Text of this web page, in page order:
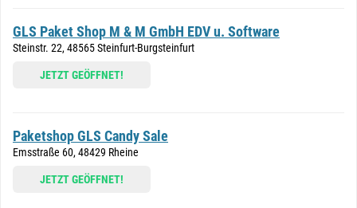
GLS Paket Shop M & M GmbH EDV u. Software
Steinstr. 22, 48565 Steinfurt-Burgsteinfurt
JETZT GEÖFFNET!
Paketshop GLS Candy Sale
Emsstraße 60, 48429 Rheine
JETZT GEÖFFNET!